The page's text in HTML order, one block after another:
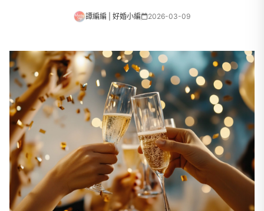
譚編編 | 好婚小編 2026-03-09